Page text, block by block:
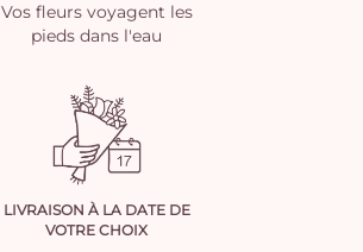
Vos fleurs voyagent les
pieds dans l'eau
LIVRAISON À LA DATE DE
VOTRE CHOIX